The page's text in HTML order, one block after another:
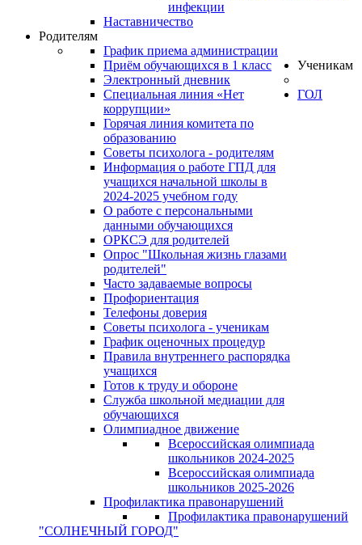
инфекции
Наставничество
Родителям
График приема администрации
Приём обучающихся в 1 класс
Электронный дневник
Специальная линия «Нет
коррупции»
Горячая линия комитета по
образованию
Советы психолога - родителям
Информация о работе ГПД для
учащихся начальной школы в
2024-2025 учебном году
О работе с персональными
данными обучающихся
ОРКСЭ для родителей
Опрос "Школьная жизнь глазами
родителей"
Часто задаваемые вопросы
Ученикам
Профориентация
Телефоны доверия
Советы психолога - ученикам
График оценочных процедур
Правила внутреннего распорядка
учащихся
Готов к труду и обороне
Служба школьной медиации для
обучающихся
Олимпиадное движение
Всероссийская олимпиада
школьников 2024-2025
Всероссийская олимпиада
школьников 2025-2026
Профилактика правонарушений
Профилактика правонарушений
ГОЛ
"СОЛНЕЧНЫЙ ГОРОД"